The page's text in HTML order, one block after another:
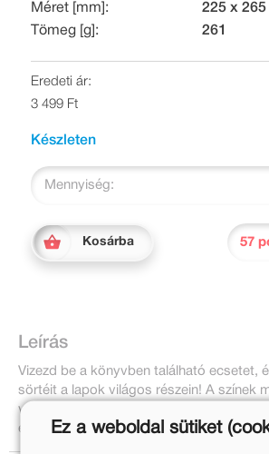
Méret [mm]:
225 x 265
Tömeg [g]:
261
Eredeti ár:
3 499 Ft
Készleten
Mennyiség:
Kosárba 57
Leírás
Vizezd be a könyvben található ecsetet,
sörtéit a lapok világos részein! A színek
varázsütésre megjelennek! Miután a
eltűnnek, és már kezdheted is újra a
Ez a weboldal sütiket